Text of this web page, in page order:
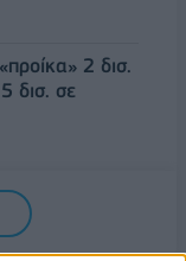
2 δισ.
δισ. σε
η